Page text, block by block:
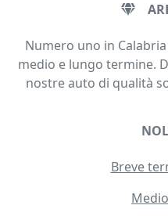
Numero uno in
medio e lungo termine.
nostre auto di qualità
Breve